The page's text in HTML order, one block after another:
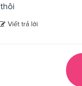
thôi
Viết trả lời